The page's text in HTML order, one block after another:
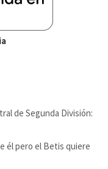
de Segunda División:
él pero el Betis quiere